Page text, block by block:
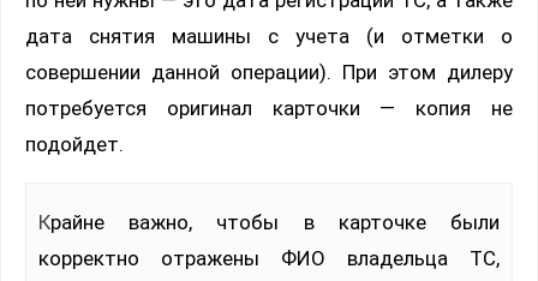
дата снятия машины с учета (и отметки о
совершении данной операции). При этом дилеру
потребуется оригинал карточки — копия не
подойдет.
Крайне важно, чтобы в карточке были
корректно отражены ФИО владельца ТС,